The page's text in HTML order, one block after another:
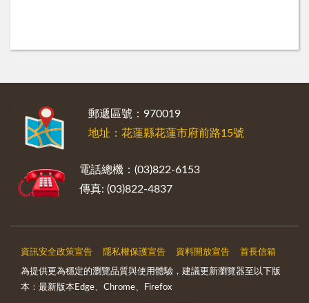
郵遞區號：970019
地址：花蓮縣花蓮市府前路15號
電話總機：(03)822-6153
傳真: (03)822-4837
資訊安全政策宣告 隱私權保護宣告 資料開放宣告 首長信箱
為提供更為穩定的瀏覽品質與使用體驗，建議更新瀏覽器至以下版
本：最新版本Edge、Chrome、Firefox